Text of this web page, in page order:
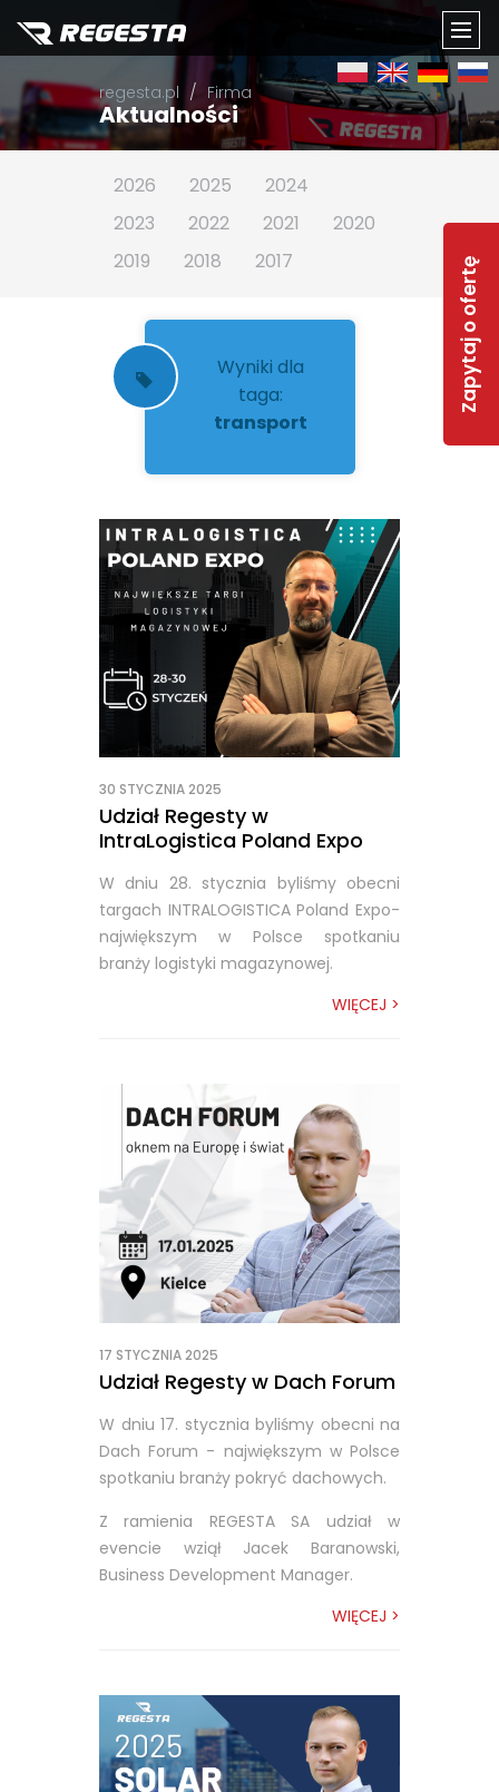
Zapytaj o ofertę
regesta.pl Firma
Aktualności
2026 2025
2024
2023
2022 2021
2020
2019
2018 2017
Wyniki dla
taga:
transport
30 STYCZNIA 2025
Udział Regesty w
IntraLogistica Poland Expo
W dniu 28. stycznia byliśmy obecni
targach INTRALOGISTICA Poland Expo-
największym w Polsce spotkaniu
branży logistyki magazynowej.
WIĘCEJ >
17 STYCZNIA 2025
Udział Regesty w Dach Forum
W dniu 17. stycznia byliśmy obecni na
Dach Forum - największym w Polsce
spotkaniu branży pokryć dachowych.
Z ramienia REGESTA SA udział w
evencie wziął Jacek Baranowski,
Business Development Manager.
WIĘCEJ >